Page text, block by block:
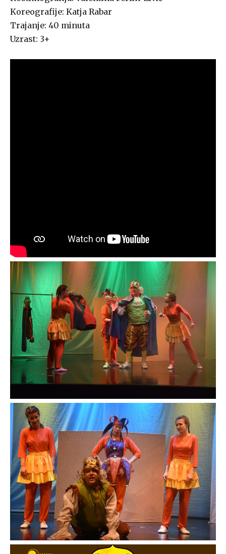
Koreografije: Katja Rabar
Trajanje: 40 minuta
Uzrast: 3+